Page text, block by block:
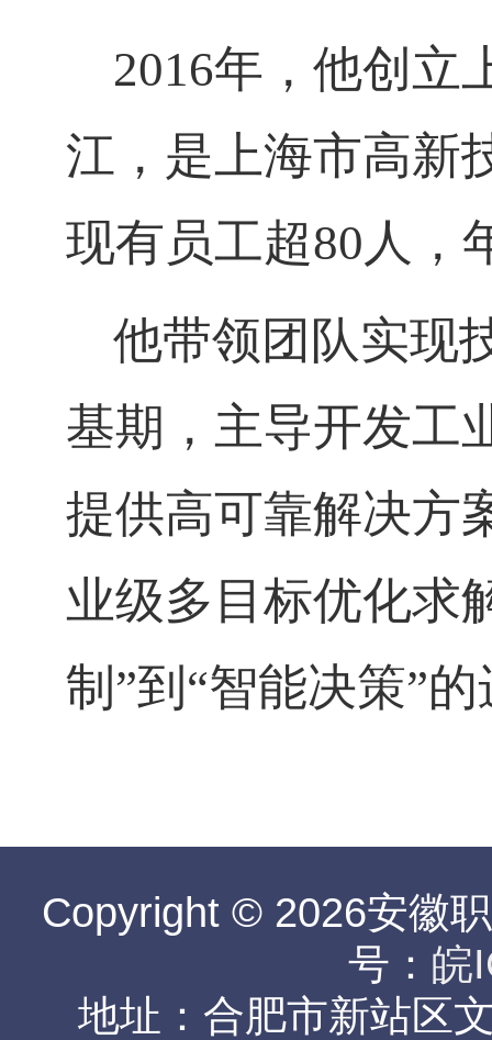
2016年，他创立
江，是上海市高新
现有员工超80人，
他带领团队实现
基期，主导开发工
提供高可靠解决方
业级多目标优化求
制”到“智能决策”
Copyright © 2026安徽
号： 皖
地址：合肥市新站区